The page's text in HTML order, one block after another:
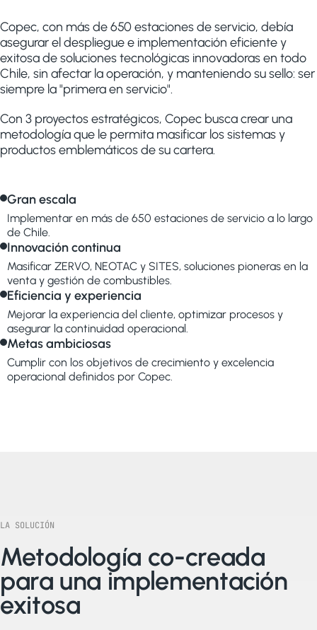
Copec, con más de 650 estaciones de servicio, debía
asegurar el despliegue e implementación eficiente y
exitosa de soluciones tecnológicas innovadoras en todo
Chile, sin afectar la operación, y manteniendo su sello: ser
siempre la "primera en servicio".
Con 3 proyectos estratégicos, Copec busca crear una
metodología que le permita masificar los sistemas y
productos emblemáticos de su cartera.
Gran escala
Implementar en más de 650 estaciones de servicio a lo largo
de Chile.
Innovación continua
Masificar ZERVO, NEOTAC y SITES, soluciones pioneras en la
venta y gestión de combustibles.
Eficiencia y experiencia
Mejorar la experiencia del cliente, optimizar procesos y
asegurar la continuidad operacional.
Metas ambiciosas
Cumplir con los objetivos de crecimiento y excelencia
operacional definidos por Copec.
LA SOLUCIÓN
Metodología co-creada
para una implementación
exitosa